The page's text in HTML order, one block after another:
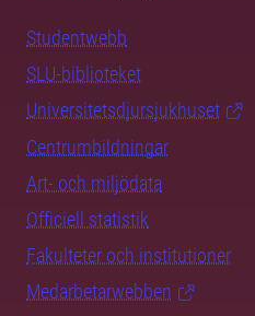
Studentwebb
SLU-biblioteket
Universitetsdjursjukhuset
Centrumbildningar
Art- och miljödata
Officiell statistik
Fakulteter och institutioner
Medarbetarwebben